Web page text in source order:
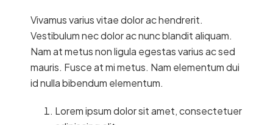
Vivamus varius vitae dolor ac hendrerit.
Vestibulum nec dolor ac nunc blandit aliquam.
Nam at metus non ligula egestas varius ac sed
mauris. Fusce at mi metus. Nam elementum dui
id nulla bibendum elementum.
Lorem ipsum dolor sit amet, consectetuer